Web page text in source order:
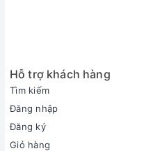
trí tương đối rộng giúp
dụng trong thời gian dài.
nhún tốt cho cảm giác gõ
Hỗ trợ khách hàng
Tìm kiếm
Đăng nhập
Đăng ký
Giỏ hàng